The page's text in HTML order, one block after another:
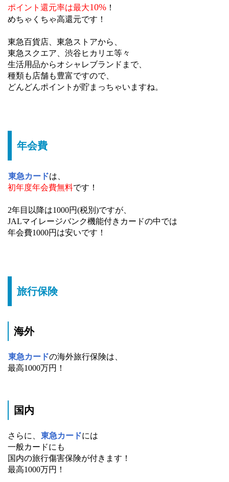
ポイント還元率は最大10% ！
めちゃくちゃ高還元です！
東急百貨店、東急ストアから、
東急スクエア、渋谷ヒカリエ等々
生活用品からオシャレブランドまで、
種類も店舗も豊富ですので、
どんどんポイントが貯まっちゃいますね。
年会費
東急カードは、
初年度年会費無料です！
2年目以降は1000円(税別)ですが、
JALマイレージバンク機能付きカードの中では
年会費1000円は安いです！
旅行保険
海外
東急カードの海外旅行保険は、
最高1000万円！
国内
さらに、 東急カードには
一般カードにも
国内の旅行傷害保険が付きます！
最高1000万円！